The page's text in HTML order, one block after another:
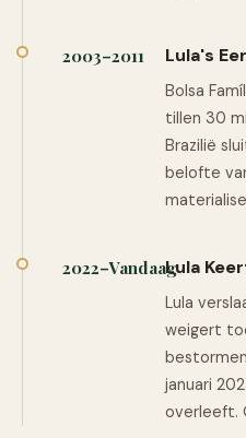
2003–2011 Lula's
Bolsa
tillen 30
Brazilië
belofte
2022–VandaagLula
Lula
weigert
januari
overleeft.